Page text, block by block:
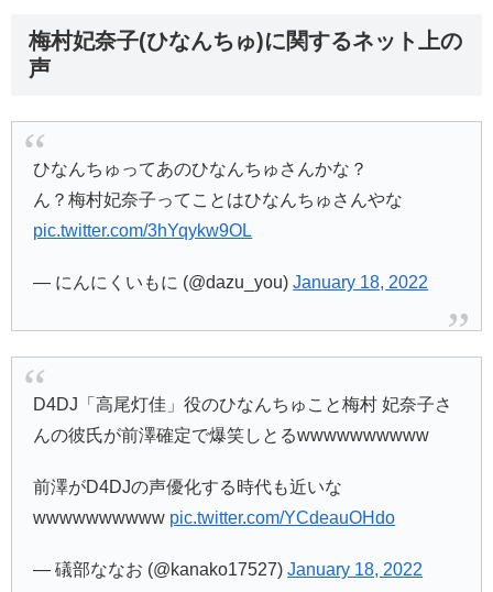
梅村妃奈子(ひなんちゅ)に関するネット上の
声
ひなんちゅってあのひなんちゅさんかな？
ん？梅村妃奈子ってことはひなんちゅさんやな
pic.twitter.com/3hYqykw9OL
— にんにくいもに (@dazu_you)January 18, 2022
D4DJ「高尾灯佳」役のひなんちゅこと梅村 妃奈子さ
んの彼氏が前澤確定で爆笑しとるwwwwwwwwww
前澤がD4DJの声優化する時代も近いな
wwwwwwwwww pic.twitter.com/YCdeauOHdo
— 礒部ななお (@kanako17527)January 18, 2022